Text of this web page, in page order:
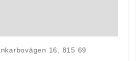
16, 815 69